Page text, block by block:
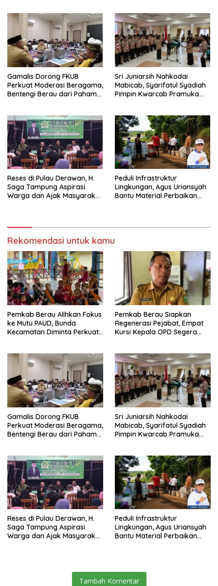
Gamalis Dorong FKUB
Perkuat Moderasi Beragama,
Bentengi Berau dari Paham
Sri Juniarsih Nahkodai
Mabicab, Syarifatul Syadiah
Pimpin Kwarcab Pramuka
Reses di Pulau Derawan, H.
Saga Tampung Aspirasi
Warga dan Ajak Masyarakat
Peduli Infrastruktur
Lingkungan, Agus Uriansyah
Bantu Material Perbaikan
Rekomendasi untuk kamu
Pemkab Berau Alihkan Fokus
ke Mutu PAUD, Bunda
Kecamatan Diminta Perkuat
Pemkab Berau Siapkan
Regenerasi Pejabat, Empat
Kursi Kepala OPD Segera
Gamalis Dorong FKUB
Perkuat Moderasi Beragama,
Bentengi Berau dari Paham
Sri Juniarsih Nahkodai
Mabicab, Syarifatul Syadiah
Pimpin Kwarcab Pramuka
Reses di Pulau Derawan, H.
Saga Tampung Aspirasi
Warga dan Ajak Masyarakat
Peduli Infrastruktur
Lingkungan, Agus Uriansyah
Bantu Material Perbaikan
Tambah Komentar